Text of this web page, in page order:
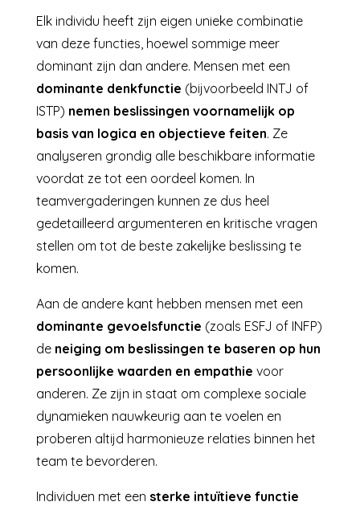
Elk individu heeft zijn eigen unieke combinatie
van deze functies, hoewel sommige meer
dominant zijn dan andere. Mensen met een
dominante denkfunctie (bijvoorbeeld INTJ of
ISTP) nemen beslissingen voornamelijk op
basis van logica en objectieve feiten. Ze
analyseren grondig alle beschikbare informatie
voordat ze tot een oordeel komen. In
teamvergaderingen kunnen ze dus heel
gedetailleerd argumenteren en kritische vragen
stellen om tot de beste zakelijke beslissing te
komen.
Aan de andere kant hebben mensen met een
dominante gevoelsfunctie (zoals ESFJ of INFP)
de neiging om beslissingen te baseren op hun
persoonlijke waarden en empathie voor
anderen. Ze zijn in staat om complexe sociale
dynamieken nauwkeurig aan te voelen en
proberen altijd harmonieuze relaties binnen het
team te bevorderen.
Individuen met een sterke intuïtieve functie